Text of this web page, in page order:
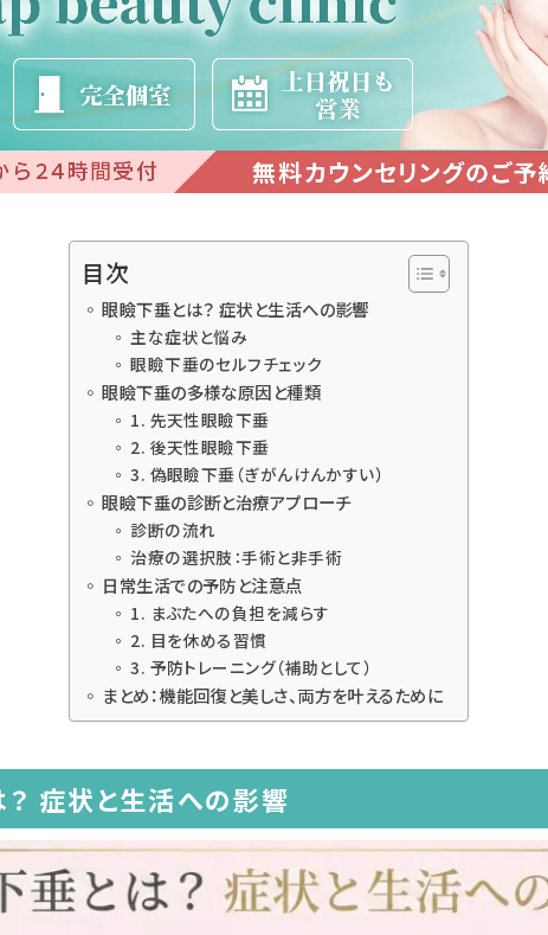
目次
眼瞼下垂とは？ 症状と生活への影響
主な症状と悩み
眼瞼下垂のセルフチェック
眼瞼下垂の多様な原因と種類
1. 先天性眼瞼下垂
2. 後天性眼瞼下垂
3. 偽眼瞼下垂（ぎがんけんかすい）
眼瞼下垂の診断と治療アプローチ
診断の流れ
治療の選択肢：手術と非手術
日常生活での予防と注意点
1. まぶたへの負担を減らす
2. 目を休める習慣
3. 予防トレーニング（補助として）
まとめ：機能回復と美しさ、両方を叶えるために
症状と生活への影響